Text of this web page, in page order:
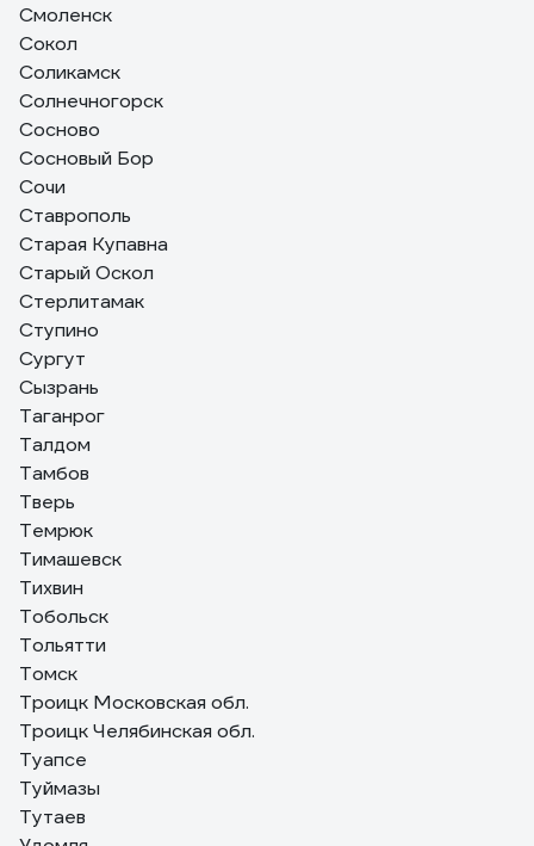
Смоленск
Сокол
Соликамск
Солнечногорск
Сосново
Сосновый Бор
Сочи
Ставрополь
Старая Купавна
Старый Оскол
Стерлитамак
Ступино
Сургут
Сызрань
Таганрог
Талдом
Тамбов
Тверь
Темрюк
Тимашевск
Тихвин
Тобольск
Тольятти
Томск
Троицк Московская обл.
Троицк Челябинская обл.
Туапсе
Туймазы
Тутаев